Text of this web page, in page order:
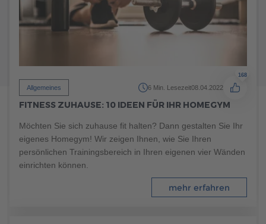
mehr erfahren
Allgemeines 6 Min. Lesezeit08.04.2022
168
FITNESS ZUHAUSE: 10 IDEEN FÜR IHR HOMEGYM
Möchten Sie sich zuhause fit halten? Dann gestalten Sie Ihr
eigenes Homegym! Wir zeigen Ihnen, wie Sie Ihren
persönlichen Trainingsbereich in Ihren eigenen vier Wänden
einrichten können.
mehr erfahren